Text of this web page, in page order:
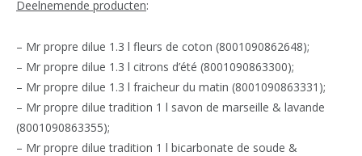
Deelnemende producten:
– Mr propre dilue 1.3 l fleurs de coton (8001090862648);
– Mr propre dilue 1.3 l citrons d’été (8001090863300);
– Mr propre dilue 1.3 l fraicheur du matin (8001090863331);
– Mr propre dilue tradition 1 l savon de marseille & lavande
(8001090863355);
– Mr propre dilue tradition 1 l bicarbonate de soude &